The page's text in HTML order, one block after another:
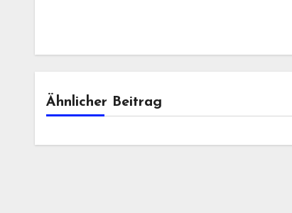
Ähnlicher Beitrag